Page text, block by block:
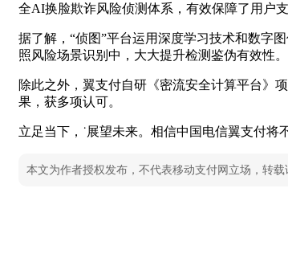
全AI换脸欺诈风险侦测体系，有效保障了用户支
据了解，“侦图”平台运用深度学习技术和数字
照风险场景识别中，大大提升检测鉴伪有效性
除此之外，翼支付自研《密流安全计算平台》
果，获多项认可。
立足当下，˙展望未来。相信中国电信翼支付将
本文为作者授权发布，不代表移动支付网立场，转